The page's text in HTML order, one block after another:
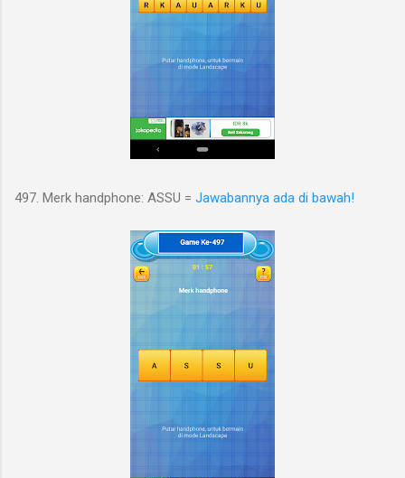
497. Merk handphone: ASSU = Jawabannya ada di bawah!